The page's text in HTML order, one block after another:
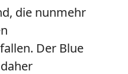
die nunmehr
Der Blue